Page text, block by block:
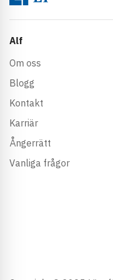
Alf
Om oss
Blogg
Kontakt
Karriär
Ångerrätt
Vanliga frågor